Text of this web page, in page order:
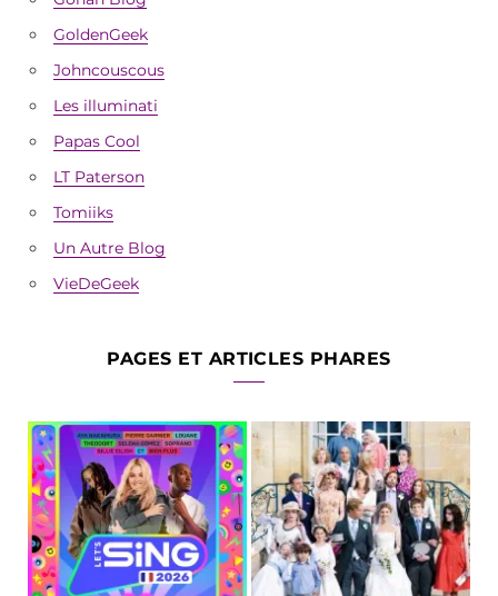
GoldenGeek
Johncouscous
Les illuminati
Papas Cool
LT Paterson
Tomiiks
Un Autre Blog
VieDeGeek
PAGES ET ARTICLES PHARES